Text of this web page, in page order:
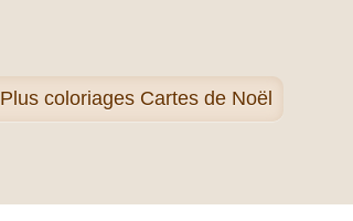
Plus coloriages Cartes de Noël